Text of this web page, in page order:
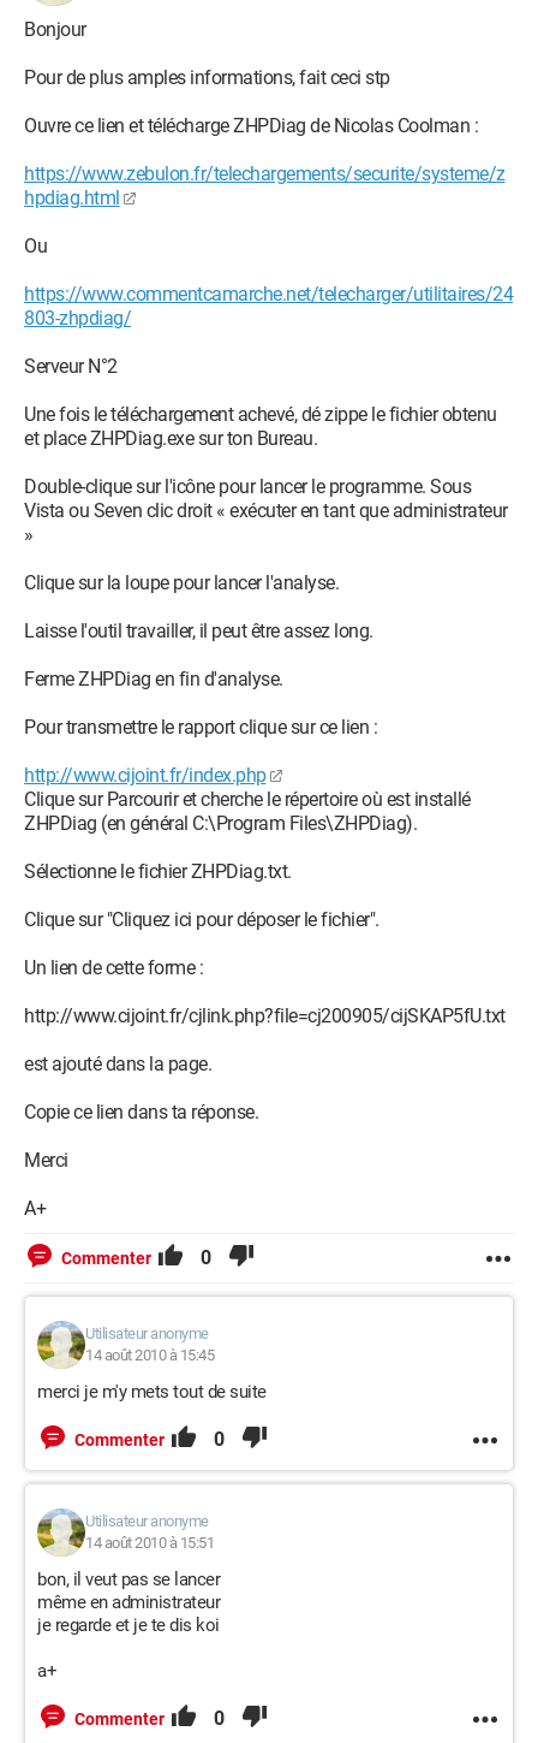
Bonjour
Pour de plus amples informations, fait ceci stp
Ouvre ce lien et télécharge ZHPDiag de Nicolas Coolman :
https://www.zebulon.fr/telechargements/securite/systeme/z
hpdiag.html
Ou
https://www.commentcamarche.net/telecharger/utilitaires/24
803-zhpdiag/
Serveur N°2
Une fois le téléchargement achevé, dé zippe le fichier obtenu
et place ZHPDiag.exe sur ton Bureau.
Double-clique sur l'icône pour lancer le programme. Sous
Vista ou Seven clic droit « exécuter en tant que administrateur
»
Clique sur la loupe pour lancer l'analyse.
Laisse l'outil travailler, il peut être assez long.
Ferme ZHPDiag en fin d'analyse.
Pour transmettre le rapport clique sur ce lien :
http://www.cijoint.fr/index.php
Clique sur Parcourir et cherche le répertoire où est installé
ZHPDiag (en général C:\Program Files\ZHPDiag).
Sélectionne le fichier ZHPDiag.txt.
Clique sur "Cliquez ici pour déposer le fichier".
Un lien de cette forme :
http://www.cijoint.fr/cjlink.php?file=cj200905/cijSKAP5fU.txt
est ajouté dans la page.
Copie ce lien dans ta réponse.
Merci
A+
Commenter 0
Utilisateur anonyme
14 août 2010 à 15:45
merci je m'y mets tout de suite
Commenter 0
Utilisateur anonyme
14 août 2010 à 15:51
bon, il veut pas se lancer
même en administrateur
je regarde et je te dis koi
a+
Commenter 0